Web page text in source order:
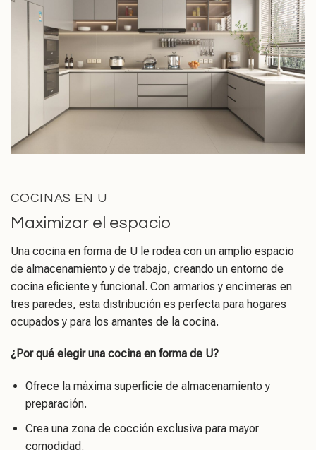
COCINAS EN U
Maximizar el espacio
Una cocina en forma de U le rodea con un amplio espacio
de almacenamiento y de trabajo, creando un entorno de
cocina eficiente y funcional. Con armarios y encimeras en
tres paredes, esta distribución es perfecta para hogares
ocupados y para los amantes de la cocina.
¿Por qué elegir una cocina en forma de U?
Ofrece la máxima superficie de almacenamiento y
preparación.
Crea una zona de cocción exclusiva para mayor
comodidad.